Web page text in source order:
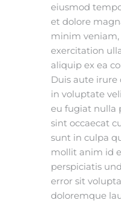
eiusmod
et dolore
minim
exercitation
aliquip ex ea
Duis aute
in voluptate
eu fugiat nulla
sint occaecat
sunt in culpa
mollit anim id
perspiciatis
error sit
doloremque